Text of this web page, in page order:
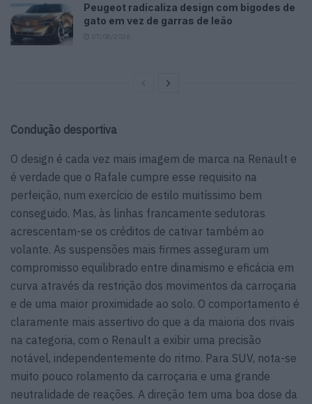
Peugeot radicaliza design com bigodes de
gato em vez de garras de leão
Condução desportiva
O design é cada vez mais imagem de marca na Renault e
é verdade que o Rafale cumpre esse requisito na
perfeição, num exercício de estilo muitíssimo bem
conseguido. Mas, às linhas francamente sedutoras
acrescentam-se os créditos de cativar também ao
volante. As suspensões mais firmes asseguram um
compromisso equilibrado entre dinamismo e eficácia em
curva através da restrição dos movimentos da carroçaria
e de uma maior proximidade ao solo. O comportamento é
claramente mais assertivo do que a da maioria dos rivais
na categoria, com o Renault a exibir uma precisão
notável, independentemente do ritmo. Para SUV, nota-se
muito pouco rolamento da carroçaria e uma grande
neutralidade de reações. A direção tem uma boa dose da